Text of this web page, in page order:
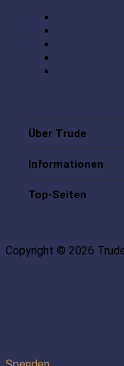
Über Trude
Informationen
Top-Seiten
Copyright © 2026